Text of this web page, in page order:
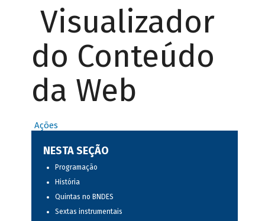
Visualizador
do Conteúdo
da Web
Ações
NESTA SEÇÃO
Programação
História
Quintas no BNDES
Sextas instrumentais